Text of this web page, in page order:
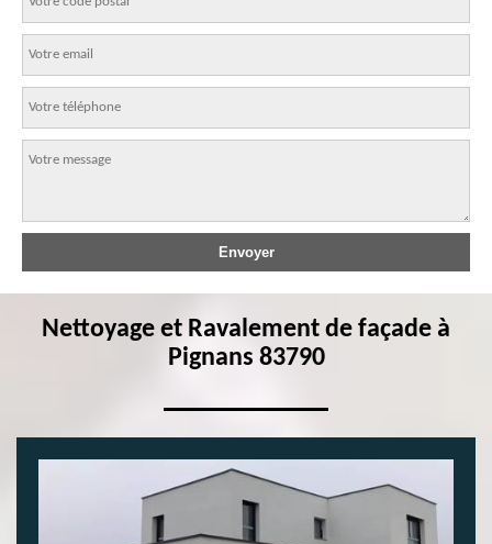
Nettoyage et Ravalement de façade à
Pignans 83790